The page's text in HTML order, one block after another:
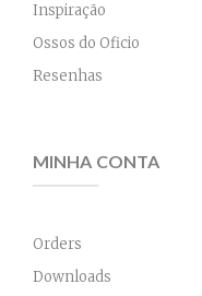
Inspiração
Ossos do Oficio
Resenhas
MINHA CONTA
Orders
Downloads